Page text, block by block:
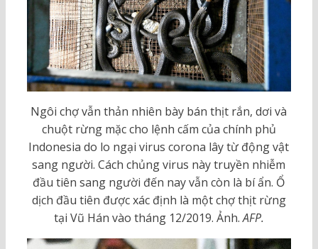
Ngôi chợ vẫn thản nhiên bày bán thịt rắn, dơi và
chuột rừng mặc cho lệnh cấm của chính phủ
Indonesia do lo ngại virus corona lây từ động vật
sang người. Cách chủng virus này truyền nhiễm
đầu tiên sang người đến nay vẫn còn là bí ẩn. Ổ
dịch đầu tiên được xác định là một chợ thịt rừng
tại Vũ Hán vào tháng 12/2019. Ảnh.AFP.